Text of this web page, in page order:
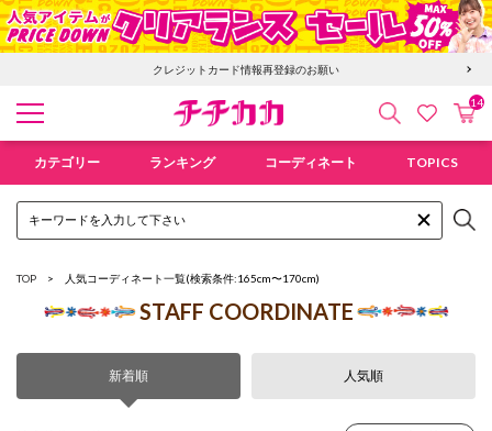
クレジットカード情報再登録のお願い
検索 お気にカ
14
カテゴリー ランキング コーディネート TOPICS
TOP 人気コーディネート一覧(検索条件:165cm〜170cm)
STAFF COORDINATE
新着順 人気順